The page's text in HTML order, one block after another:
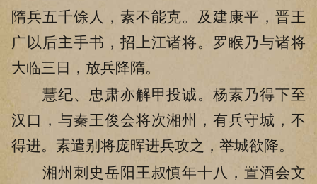
隋兵五千馀人，素不能克。及建康平，晋王
广以后主手书，招上江诸将。罗睺乃与诸将
大临三日，放兵降隋。
慧纪、忠肃亦解甲投诚。杨素乃得下至
汉口，与秦王俊会将次湘州，有兵守城，不
得进。素遣别将庞晖进兵攻之，举城欲降。
湘州刺史岳阳王叔慎年十八，置酒会文